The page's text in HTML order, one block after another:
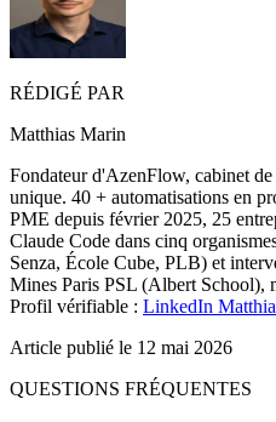
RÉDIGÉ PAR
Matthias Marin
Fondateur d'AzenFlow, cabinet
unique. 40 + automatisations en
PME depuis février 2025, 25
Claude Code dans cinq
Senza, École Cube, PLB) et
Mines Paris PSL (Albert
Profil vérifiable : LinkedIn
Article publié le 12 mai 2026
QUESTIONS FRÉQUENTES